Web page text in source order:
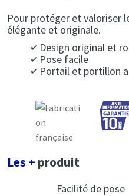
Pour protéger et valoriser
élégante et originale.
Design original et
Pose facile
Portail et portillon
Les + produit
Facilité de pose